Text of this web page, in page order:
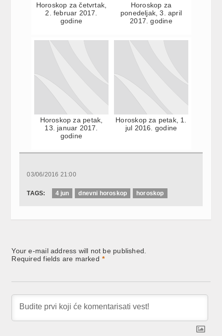
Horoskop za četvrtak,
2. februar 2017.
godine
Horoskop za
ponedeljak, 3. april
2017. godine
Horoskop za petak,
13. januar 2017.
godine
Horoskop za petak, 1.
jul 2016. godine
03/06/2016 21:00
TAGS: 4 jun dnevni horoskop horoskop
Your e-mail address will not be published.
Required fields are marked *